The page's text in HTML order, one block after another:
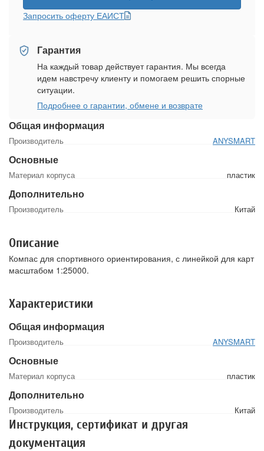
Общая информация
Производитель ANYSMART
Основные
Материал корпуса пластик
Дополнительно
Производитель Китай
Запросить оферту ЕАИСТ
Гарантия
На каждый товар действует гарантия. Мы всегда
идем навстречу клиенту и помогаем решить спорные
ситуации.
Подробнее о гарантии, обмене и возврате
Описание
Компас для спортивного ориентирования, с линейкой для карт
масштабом 1:25000.
Характеристики
Общая информация
Производитель ANYSMART
Основные
Материал корпуса пластик
Дополнительно
Производитель Китай
Инструкция, сертификат и другая
документация